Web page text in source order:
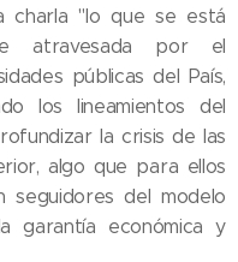
charla "lo que se está
atravesada por el
públicas del País,
los lineamientos del
la crisis de las
algo que para ellos
seguidores del modelo
garantía económica y